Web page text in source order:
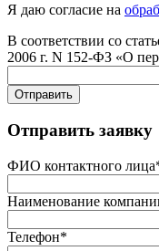
Я даю согласие на
В соответствии со
2006 г. N 152-ФЗ «О
Отправить
Отправить заявку
ФИО контактного лица
Наименование
Телефон*